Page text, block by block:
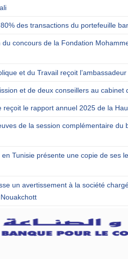
des transactions du portefeuille
concours de la Fondation
et du Travail reçoit
et de deux conseillers au cabinet
le rapport annuel 2025 de la
de la session complémentaire du
en Tunisie présente une copie de ses
un avertissement à la société